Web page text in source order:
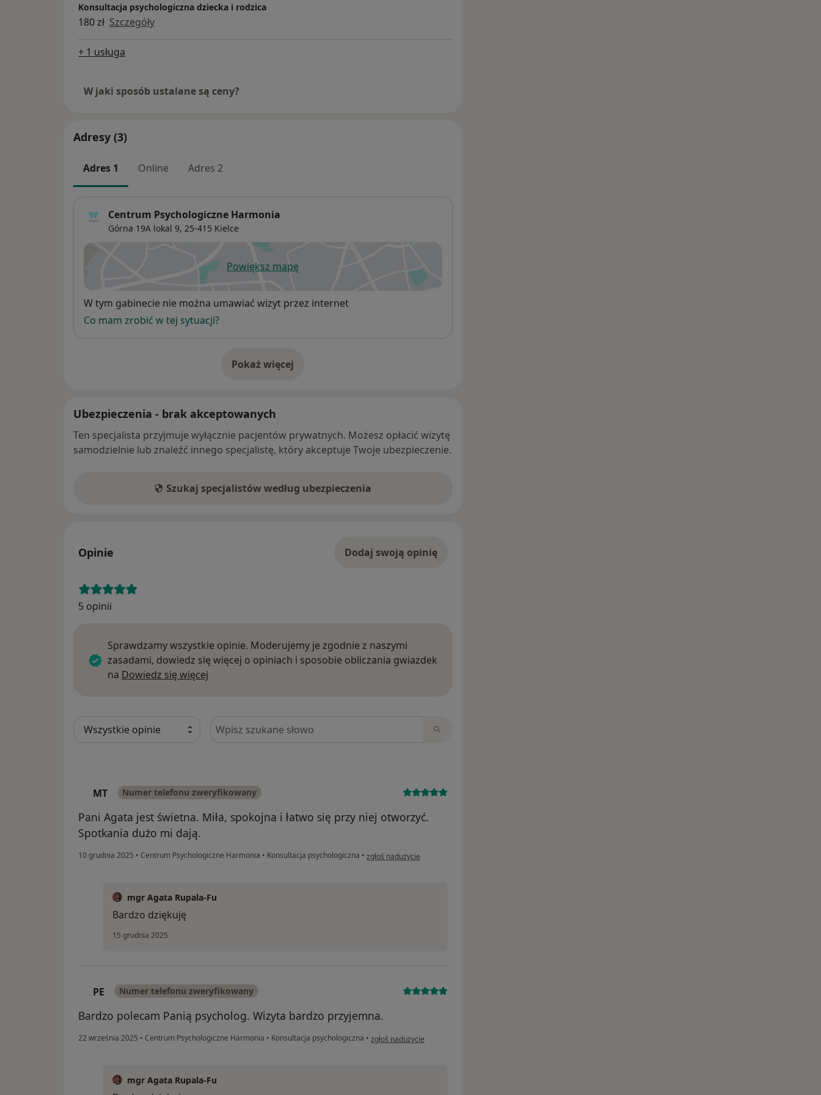
Konsultacja psychologiczna dziecka i rodzica
180 zł Szczegóły
+ 1 usługa
W jaki sposób ustalane są ceny?
Adresy (3)
Adres 1 Online Adres 2
Centrum Psychologiczne Harmonia
Górna 19A lokal 9, 25-415 Kielce
Powiększ mapęotwiera się w nowej karcie
Dostępność
W tym gabinecie nie można umawiać wizyt przez internet
Co mam zrobić w tej sytuacji?
Pokaż więcej
o adresie
Ubezpieczenia - brak akceptowanych
Ten specjalista przyjmuje wyłącznie pacjentów prywatnych. Możesz opłacić wizytę
samodzielnie lub znaleźć innego specjalistę, który akceptuje Twoje ubezpieczenie.
Szukaj specjalistów według ubezpieczenia
Opinie Dodaj swoją opinię
5 opinii
Sprawdzamy wszystkie opinie. Moderujemy je zgodnie z naszymi
zasadami, dowiedz się więcej o opiniach i sposobie obliczania gwiazdek
na Dowiedz się więcej
Szukaj w opiniach
MT Numer telefonu zweryfikowany
Pani Agata jest świetna. Miła, spokojna i łatwo się przy niej otworzyć.
Spotkania dużo mi dają.
10 grudnia 2025 • Centrum Psychologiczne Harmonia • Konsultacja psychologiczna • w opinii użytkownika MT
zgłoś nadużycie
mgr Agata Rupala-Fu
Bardzo dziękuję
15 grudnia 2025
PE Numer telefonu zweryfikowany
Bardzo polecam Panią psycholog. Wizyta bardzo przyjemna.
22 września 2025 • Centrum Psychologiczne Harmonia • Konsultacja psychologiczna • w opinii użytkownika PE
zgłoś nadużycie
mgr Agata Rupala-Fu